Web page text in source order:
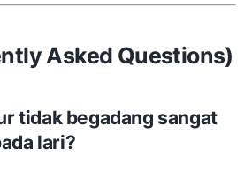
Asked Questions)
tidak begadang sangat
lari?